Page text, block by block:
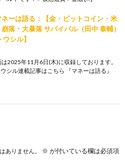
ーは語る：【金・ビットコイン・米
落・大暴落 サバイバル（田中 泰輔）
ウシル】
2025年11月6日(木)に収録しております。
シル連載記事はこちら 『マネーは語る』
ありません。 ※ が付いている欄は必須項